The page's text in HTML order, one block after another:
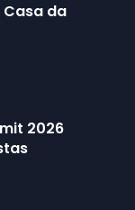
Casa da
2026